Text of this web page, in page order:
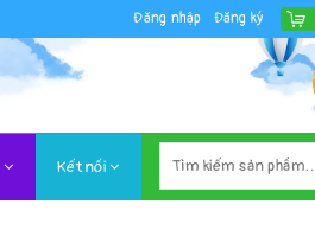
Đăng nhập Đăng ký
Kết nối